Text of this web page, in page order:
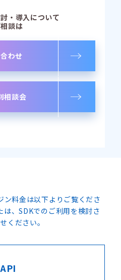
・導入について
談は
わせ
相談会
料金は以下よりご覧くださ
、SDKでのご利用を検討さ
ください。
API